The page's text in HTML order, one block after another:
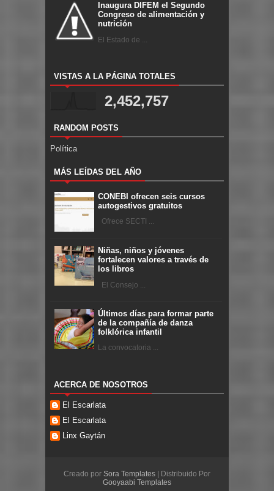
Inaugura DIFEM el Segundo
Congreso de alimentación y
nutrición
El Estado de ...
VISTAS A LA PÁGINA TOTALES
2,452,757
RANDOM POSTS
Política
MÁS LEÍDAS DEL AÑO
CONEBI ofrecen seis cursos
autogestivos gratuitos
Ofrece SECTI ...
Niñas, niños y jóvenes
fortalecen valores a través de
los libros
El Consejo ...
Últimos días para formar parte
de la compañía de danza
folklórica infantil
La convocatoria ...
ACERCA DE NOSOTROS
El Escarlata
El Escarlata
Linx Gaytán
Creado por Sora Templates | Distribuido Por
Gooyaabi Templates